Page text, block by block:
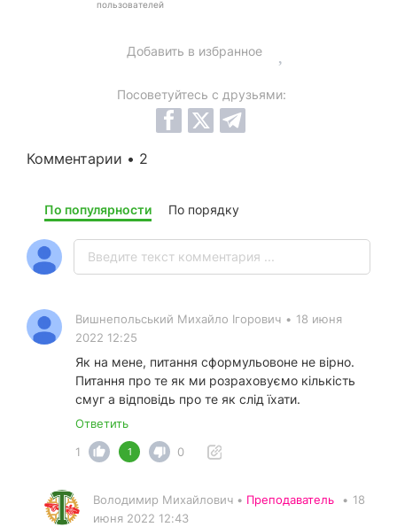
пользователей
Добавить в избранное
Посоветуйтесь с друзьями:
Комментарии • 2
По популярности По порядку
Вишнепольський Михайло Ігорович • 18 июня
2022 12:25
Як на мене, питання сформульовоне не вірно.
Питання про те як ми розраховуємо кількість
смуг а відповідь про те як слід їхати.
Ответить
1
1 0
Володимир Михайлович • Преподаватель • 18
июня 2022 12:43